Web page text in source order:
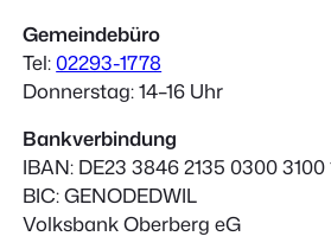
Gemeindebüro
Tel:02293-1778
Donnerstag: 14–16 Uhr
Bankverbindung
IBAN: DE23 3846 2135 0300 3100
BIC: GENODEDWIL
Volksbank Oberberg eG